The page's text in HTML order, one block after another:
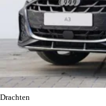
Drachten